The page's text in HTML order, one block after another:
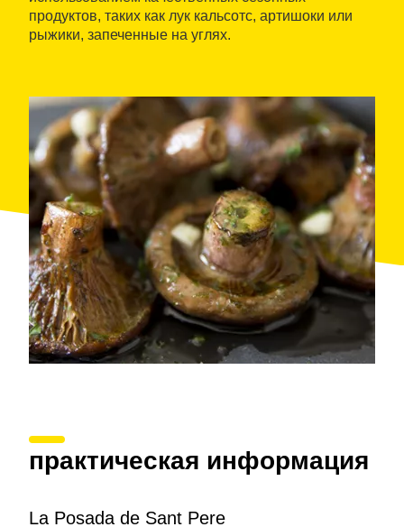
продуктов, таких как лук кальсотс, артишоки или
рыжики, запеченные на углях.
практическая информация
La Posada de Sant Pere